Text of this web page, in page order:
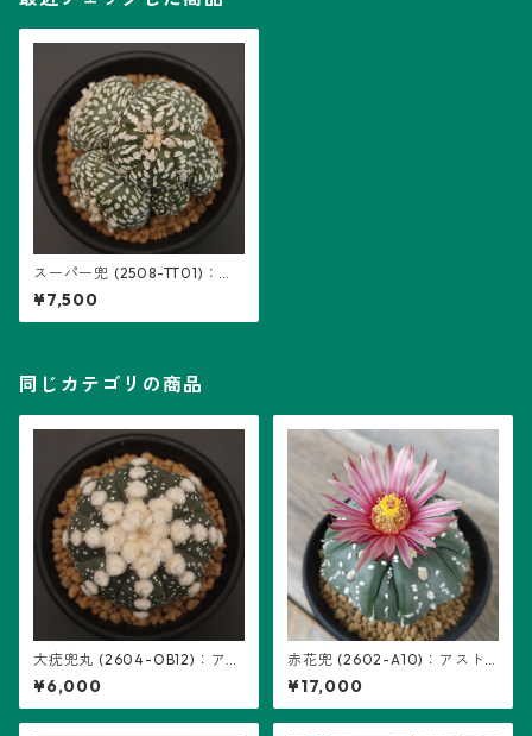
スーパー兜 (2508-TT01)：ア
ストロフィツム属 ※実生、多
頭、5稜
¥7,500
同じカテゴリの商品
大疣兜丸 (2604-OB12)：アス
トロフィツム属 ※実生
¥6,000
赤花兜 (2602-A10)：アスト
ロフィツム属 ※実生、五稜+複
稜あり
¥17,000